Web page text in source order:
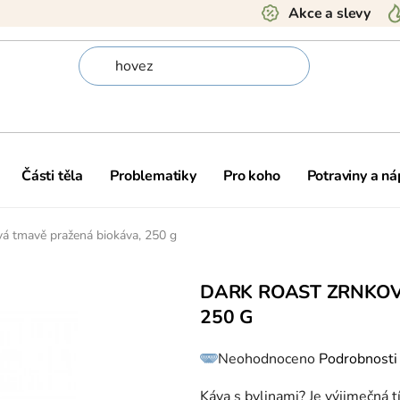
Akce a slevy
Části těla Problematiky Pro koho Potraviny a
tmavě pražená biokáva, 250 g
DARK ROAST
250 G
Průměrné
hodnocení
0,0
Neohodnoceno